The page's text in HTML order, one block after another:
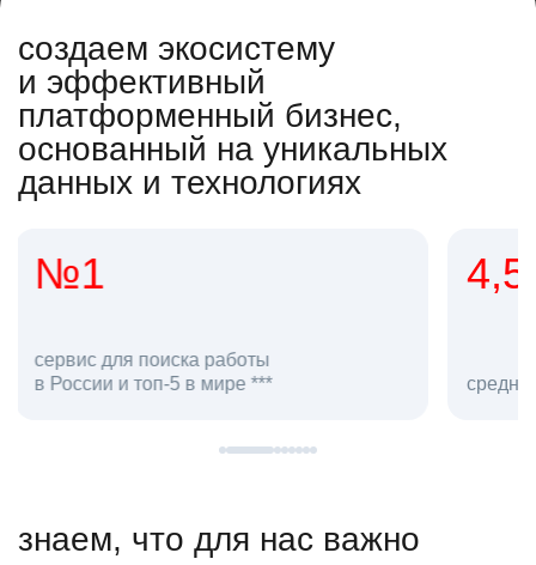
создаем экосистему
и эффективный
платформенный бизнес,
основанный на уникальных
данных и технологиях
4,5
средняя оценка hh.ru как работодателя **
в hh.ru
знаем, что для нас важно